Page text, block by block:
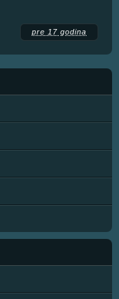
pre 17 godina